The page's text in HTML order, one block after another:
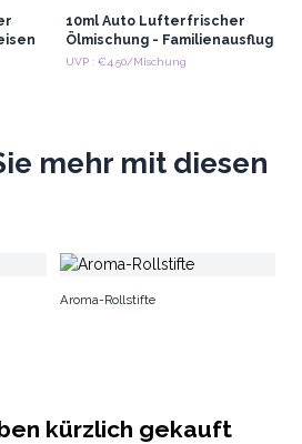
10ml Auto Lufterfrischer
Ölmischung - Familienausflug
UVP : €4.50/Mischung
mehr mit diesen
Aroma-Rollstifte
kürzlich gekauft